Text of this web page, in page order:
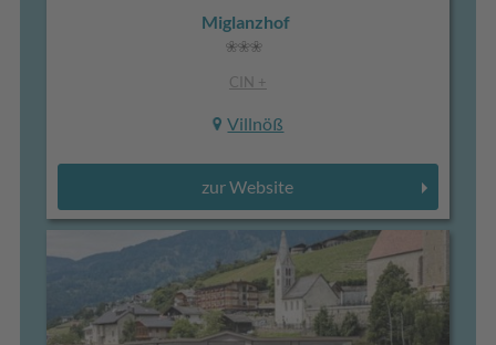
Miglanzhof
CIN +
Villnöß
zur Website